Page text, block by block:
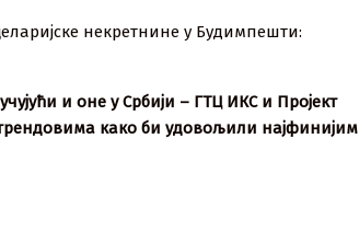
некретнине у Будимпешти:
и оне у Србији – ГТЦ ИКС и Пројект
како би удовољили најфинијим